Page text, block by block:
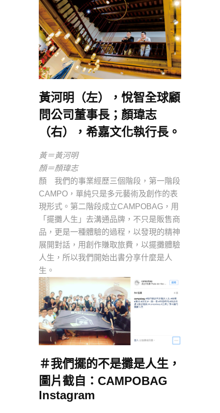
黃河明（左），悅智全球顧
問公司董事長；顏瑋志
（右），希嘉文化執行長。
黃＝黃河明
顏＝顏瑋志
顏 我們的事業經歷三個階段，第一階段
CAMPO，單純只是多元藝術及創作的表
現形式。第二階段成立CAMPOBAG，用
「擺攤人生」去溝通品牌，不只是販售商
品，更是一種體驗的過程，以發現的精神
展開對話，用創作賺取旅費，以擺攤體驗
人生，所以我們開始出書分享什麼是人
生。
＃我們擺的不是攤是人生，
圖片截自： CAMPOBAG
Instagram